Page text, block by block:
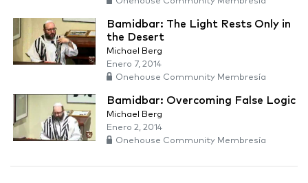
Bamidbar: The Light Rests Only in
the Desert
Michael Berg
Enero 7, 2014
Onehouse Community Membresía
Bamidbar: Overcoming False Logic
Michael Berg
Enero 2, 2014
Onehouse Community Membresía